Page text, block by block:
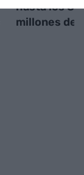
hasta los 8,3
millones de